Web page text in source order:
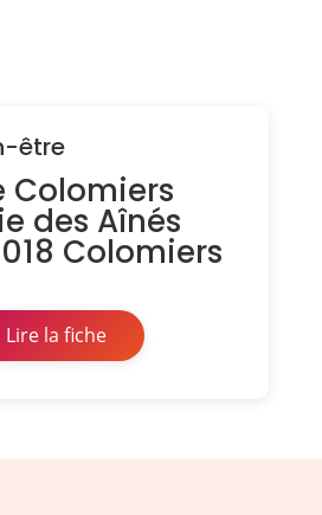
être
Colomiers
des Aînés
Colomiers
Lire la fiche